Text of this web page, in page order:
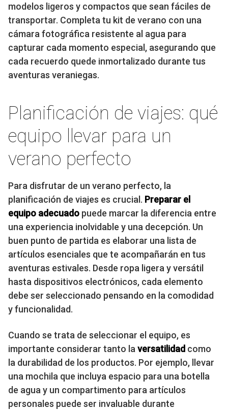
modelos ligeros y compactos que sean fáciles de
transportar. Completa tu kit de verano con una
cámara fotográfica resistente al agua para
capturar cada momento especial, asegurando que
cada recuerdo quede inmortalizado durante tus
aventuras veraniegas.
Planificación de viajes: qué
equipo llevar para un
verano perfecto
Para disfrutar de un verano perfecto, la
planificación de viajes es crucial. Preparar el
equipo adecuado puede marcar la diferencia entre
una experiencia inolvidable y una decepción. Un
buen punto de partida es elaborar una lista de
artículos esenciales que te acompañarán en tus
aventuras estivales. Desde ropa ligera y versátil
hasta dispositivos electrónicos, cada elemento
debe ser seleccionado pensando en la comodidad
y funcionalidad.
Cuando se trata de seleccionar el equipo, es
importante considerar tanto la versatilidad como
la durabilidad de los productos. Por ejemplo, llevar
una mochila que incluya espacio para una botella
de agua y un compartimento para artículos
personales puede ser invaluable durante